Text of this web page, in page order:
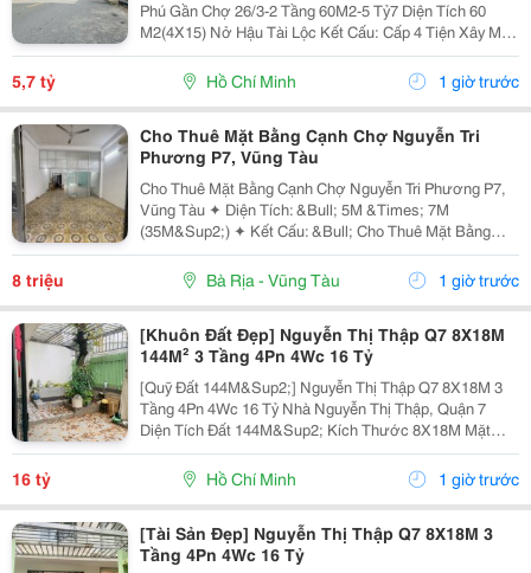
Phú Gần Chợ 26/3-2 Tầng 60M2-5 Tỷ7 Diện Tích 60
M2(4X15) Nở Hậu Tài Lộc Kết Cấu: Cấp 4 Tiện Xây Mới
Khu Vực Xây Cao Tầng Ở Hoặc Cho Thuê Có Dòng Tiền
Vị Trí Tuyệt Đẹp Gần Chợ 26/3 Ngay Kênh Tham...
5,7 tỷ Hồ Chí Minh 1 giờ trước
Cho Thuê Mặt Bằng Cạnh Chợ Nguyễn Tri
Phương P7, Vũng Tàu
Cho Thuê Mặt Bằng Cạnh Chợ Nguyễn Tri Phương P7,
Vũng Tàu ✦ Diện Tích: &Bull; 5M &Times; 7M
(35M&Sup2;) ✦ Kết Cấu: &Bull; Cho Thuê Mặt Bằng
Tầng Trệt &Bull; Lối Đi Chung Với Chủ Nhà &Bull;
Không Ở Lại Qua Đêm ✦ Nội Thất: &Bull; Bàn Giao
8 triệu Bà Rịa - Vũng Tàu 1 giờ trước
[Khuôn Đất Đẹp] Nguyễn Thị Thập Q7 8X18M
144M² 3 Tầng 4Pn 4Wc 16 Tỷ
[Quỹ Đất 144M&Sup2;] Nguyễn Thị Thập Q7 8X18M 3
Tầng 4Pn 4Wc 16 Tỷ Nhà Nguyễn Thị Thập, Quận 7
Diện Tích Đất 144M&Sup2; Kích Thước 8X18M Mặt
Ngang 8M Kết Cấu 3 Tầng 4 Phòng Ngủ &Ndash; 4
Toilet. Thông Tin Nhanh 8X18M 144M&Sup2; Đất Ngang
16 tỷ Hồ Chí Minh 1 giờ trước
[Tài Sản Đẹp] Nguyễn Thị Thập Q7 8X18M 3
Tầng 4Pn 4Wc 16 Tỷ